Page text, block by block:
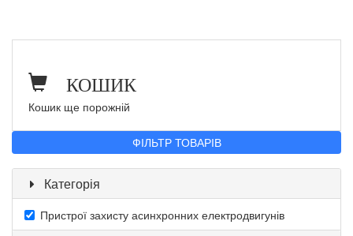
КОШИК
Кошик ще порожній
ФІЛЬТР ТОВАРІВ
Категорія
Пристрої захисту асинхронних електродвигунів